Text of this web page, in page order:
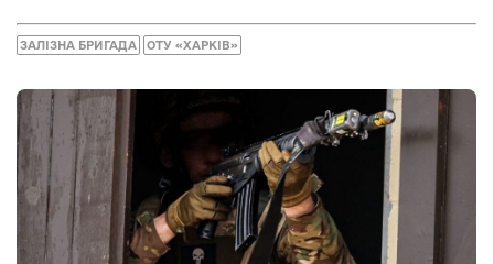
ЗАЛІЗНА БРИГАДА ОТУ «ХАРКІВ»